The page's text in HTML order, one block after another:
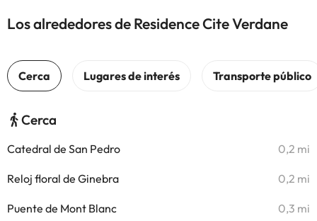
Los alrededores de Residence Cite Verdane
Cerca
Catedral de San Pedro 0,2 mi
Reloj floral de Ginebra 0,2 mi
Puente de Mont Blanc 0,3 mi